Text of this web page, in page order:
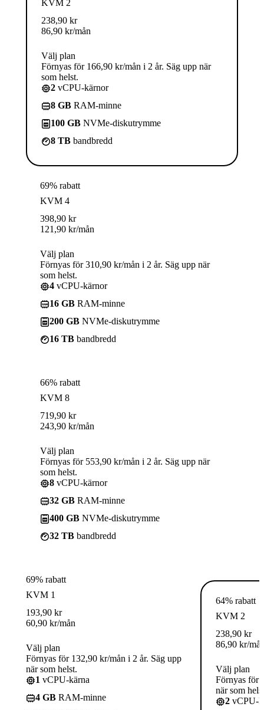
KVM 2
238,90 kr
86,90 kr/mån
Välj plan
Förnyas för 166,90 kr/mån i 2 år. Säg upp när
som helst.
2 vCPU-kärnor
8 GB RAM-minne
100 GB NVMe-diskutrymme
8 TB bandbredd
69% rabatt
KVM 4
398,90 kr
121,90 kr/mån
Välj plan
Förnyas för 310,90 kr/mån i 2 år. Säg upp när
som helst.
4 vCPU-kärnor
16 GB RAM-minne
200 GB NVMe-diskutrymme
16 TB bandbredd
66% rabatt
KVM 8
719,90 kr
243,90 kr/mån
Välj plan
Förnyas för 553,90 kr/mån i 2 år. Säg upp när
som helst.
8 vCPU-kärnor
32 GB RAM-minne
400 GB NVMe-diskutrymme
32 TB bandbredd
69% rabatt
KVM 1
193,90 kr
60,90 kr/mån
Välj plan
Förnyas för 132,90 kr/mån i 2 år. Säg upp
när som helst.
1 vCPU-kärna
4 GB RAM-minne
64% rabatt
KVM 2
238,90 kr
86,90 kr/
Välj plan
Förnyas för
när som
2 vCPU-